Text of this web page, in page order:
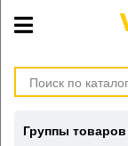
Группы товаров